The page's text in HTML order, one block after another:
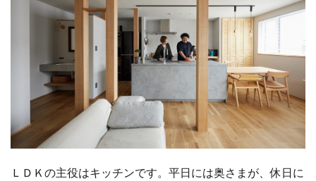
ＬＤＫの主役はキッチンです。平日には奥さまが、休日に